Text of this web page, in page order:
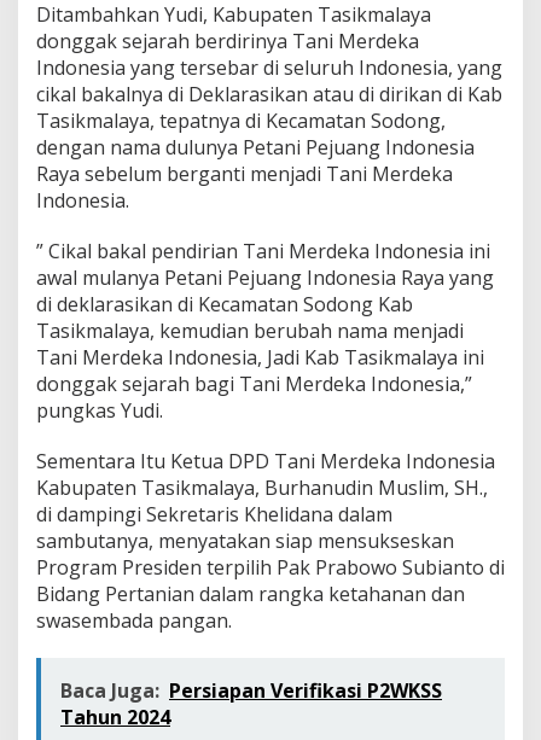
Ditambahkan Yudi, Kabupaten Tasikmalaya
donggak sejarah berdirinya Tani Merdeka
Indonesia yang tersebar di seluruh Indonesia, yang
cikal bakalnya di Deklarasikan atau di dirikan di Kab
Tasikmalaya, tepatnya di Kecamatan Sodong,
dengan nama dulunya Petani Pejuang Indonesia
Raya sebelum berganti menjadi Tani Merdeka
Indonesia.
” Cikal bakal pendirian Tani Merdeka Indonesia ini
awal mulanya Petani Pejuang Indonesia Raya yang
di deklarasikan di Kecamatan Sodong Kab
Tasikmalaya, kemudian berubah nama menjadi
Tani Merdeka Indonesia, Jadi Kab Tasikmalaya ini
donggak sejarah bagi Tani Merdeka Indonesia,”
pungkas Yudi.
Sementara Itu Ketua DPD Tani Merdeka Indonesia
Kabupaten Tasikmalaya, Burhanudin Muslim, SH.,
di dampingi Sekretaris Khelidana dalam
sambutanya, menyatakan siap mensukseskan
Program Presiden terpilih Pak Prabowo Subianto di
Bidang Pertanian dalam rangka ketahanan dan
swasembada pangan.
Baca Juga: Persiapan Verifikasi P2WKSS
Tahun 2024